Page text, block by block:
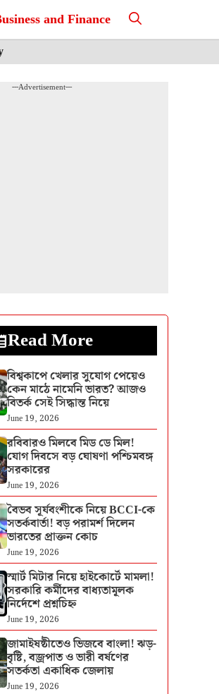
and Finance
---Advertisement---
Read More
বিশ্বকাপে খেলার সুযোগ পেয়েও
কেন মাঠে নামেনি ভারত? আজও
বিতর্ক সেই সিদ্ধান্ত নিয়ে
June 19, 2026
রবিবারও মিলবে মিড ডে মিল!
যোগ দিবসে বড় ঘোষণা পশ্চিমবঙ্গ
সরকারের
June 19, 2026
বৈভব সূর্যবংশীকে নিয়ে BCCI-কে
সতর্কবার্তা! বড় পরামর্শ দিলেন
ভারতের প্রাক্তন কোচ
June 19, 2026
স্মার্ট মিটার নিয়ে হাইকোর্টে মামলা!
সরকারি কর্মীদের বাধ্যতামূলক
নির্দেশে প্রশ্নচিহ্ন
June 19, 2026
জামাইষষ্ঠীতেও ভিজবে বাংলা! ঝড়-
বৃষ্টি, বজ্রপাত ও ভারী বর্ষণের
সতর্কতা একাধিক জেলায়
June 19, 2026